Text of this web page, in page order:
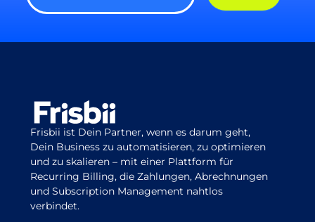
Frisbii ist Dein Partner, wenn es darum geht,
Dein Business zu automatisieren, zu optimieren
und zu skalieren – mit einer Plattform für
Recurring Billing, die Zahlungen, Abrechnungen
und Subscription Management nahtlos
verbindet.